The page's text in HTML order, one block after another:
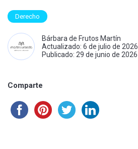
Derecho
Bárbara de Frutos Martín
Actualizado: 6 de julio de 2026
Publicado: 29 de junio de 2026
Comparte